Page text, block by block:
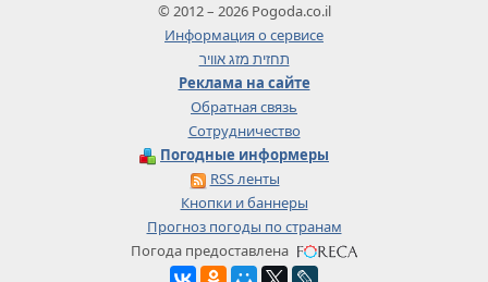
© 2012 – 2026 Pogoda.co.il
Информация о сервисе
תחזית מזג אוויר
Реклама на сайте
Обратная связь
Сотрудничество
Погодные информеры
RSS ленты
Кнопки и баннеры
Прогноз погоды по странам
Погода предоставлена